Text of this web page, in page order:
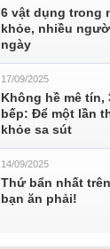
6 vật dụng trong
khỏe, nhiều
ngày
17/09/2025
Không hề mê tín,
bếp: Để một lần
khỏe sa sút
14/09/2025
Thứ bẩn nhất
bạn ăn phải!